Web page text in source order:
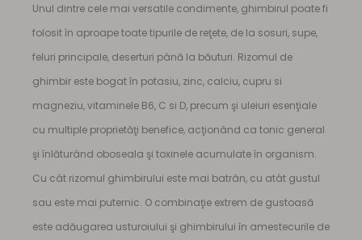
Unul dintre cele mai versatile condimente, ghimbirul poate fi
folosit în aproape toate tipurile de reţete, de la sosuri, supe,
feluri principale, deserturi până la băuturi. Rizomul de
ghimbir este bogat în potasiu, zinc, calciu, cupru si
magneziu, vitaminele B6, C si D, precum şi uleiuri esenţiale
cu multiple proprietăţi benefice, acţionând ca tonic general
şi înlăturând oboseala şi toxinele acumulate în organism.
Cu cât rizomul ghimbirului este mai batrân, cu atât gustul
sau este mai puternic. O combinaţie extrem de gustoasă
este adăugarea usturoiului şi ghimbirului în amestecurile de